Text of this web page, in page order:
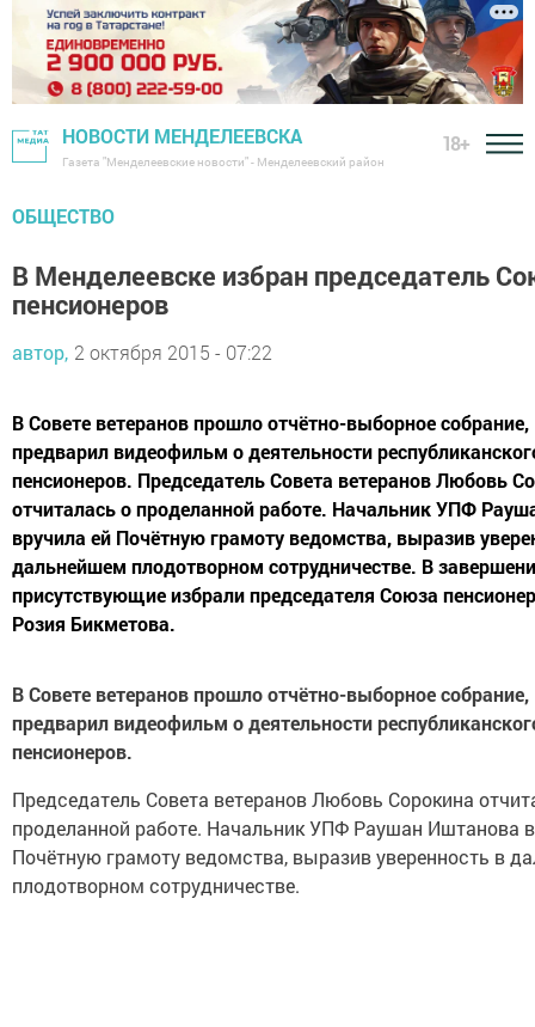
НОВОСТИ МЕНДЕЛЕЕВСКА
Газета "Менделеевские новости" - Менделеевский район
18+
ОБЩЕСТВО
В Менделеевске избран председатель
пенсионеров
автор, 2 октября 2015 - 07:22
В Совете ветеранов прошло отчётно-выборное собрание,
предварил видеофильм о деятельности
пенсионеров. Председатель Совета ветеранов Любовь
отчиталась о проделанной работе. Начальник УПФ
вручила ей Почётную грамоту ведомства, выразив
дальнейшем плодотворном сотрудничестве. В
присутствующие избрали председателя Союза
Розия Бикметова.
В Совете ветеранов прошло отчётно-выборное собрание,
предварил видеофильм о деятельности
пенсионеров.
Председатель Совета ветеранов Любовь Сорокина
проделанной работе. Начальник УПФ Раушан Иштанова
Почётную грамоту ведомства, выразив уверенность в
плодотворном сотрудничестве.